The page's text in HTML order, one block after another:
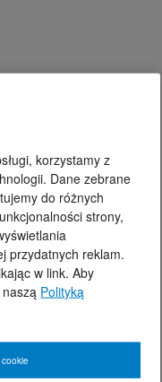
korzystamy z
Dane zebrane
do różnych
strony,
przydatnych reklam.
w link. Aby
Polityką